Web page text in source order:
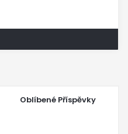
Oblíbené Příspěvky